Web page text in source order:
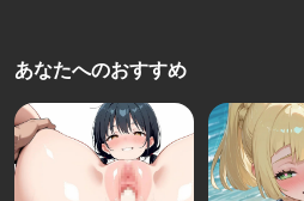
あなたへのおすすめ